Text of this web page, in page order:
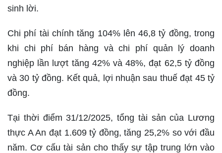
sinh lời.
Chi phí tài chính tăng 104% lên 46,8 tỷ đồng, trong
khi chi phí bán hàng và chi phí quản lý doanh
nghiệp lần lượt tăng 42% và 48%, đạt 62,5 tỷ đồng
và 30 tỷ đồng. Kết quả, lợi nhuận sau thuế đạt 45 tỷ
đồng.
Tại thời điểm 31/12/2025, tổng tài sản của Lương
thực A An đạt 1.609 tỷ đồng, tăng 25,2% so với đầu
năm. Cơ cấu tài sản cho thấy sự tập trung lớn vào